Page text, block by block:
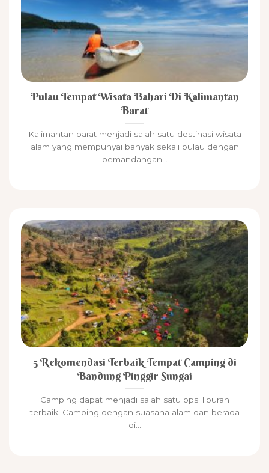
5 Rekomendasi Terbaik Tempat Camping di
Bandung Pinggir Sungai
Camping dapat menjadi salah satu opsi liburan
terbaik. Camping dengan suasana alam dan berada
di...
Pulau Tempat Wisata Bahari Di Kalimantan
Barat
Kalimantan barat menjadi salah satu destinasi wisata
alam yang mempunyai banyak sekali pulau dengan
pemandangan...